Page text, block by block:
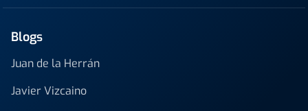
Blogs
Juan de la Herrán
Javier Vizcaino